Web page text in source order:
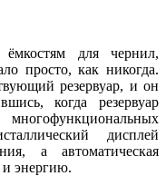
для чернил,
просто, как никогда.
резервуар, и он
когда резервуар
дисплей
а автоматическая
энергию.